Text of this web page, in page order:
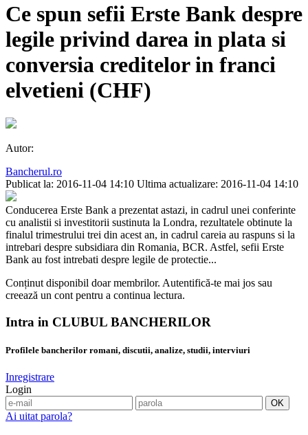
Ce spun sefii Erste Bank despre
legile privind darea in plata si
conversia creditelor in franci
elvetieni (CHF)
Autor:
Bancherul.ro
Publicat la: 2016-11-04 14:10 Ultima actualizare: 2016-11-04 14:10
Conducerea Erste Bank a prezentat astazi, in cadrul unei conferinte
cu analistii si investitorii sustinuta la Londra, rezultatele obtinute la
finalul trimestrului trei din acest an, in cadrul careia au raspuns si la
intrebari despre subsidiara din Romania, BCR. Astfel, sefii Erste
Bank au fost intrebati despre legile de protectie...
Conținut disponibil doar membrilor. Autentifică-te mai jos sau
creează un cont pentru a continua lectura.
Intra in CLUBUL BANCHERILOR
Profilele bancherilor romani, discutii, analize, studii, interviuri
Inregistrare
Login
Ai uitat parola?